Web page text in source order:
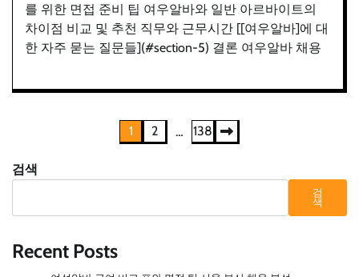
를 위한 면접 준비 팁 여우알바와 일반 아르바이트의
차이점 비교 및 추천 직무와 근무시간 [[여우알바]에 대
한 자주 묻는 질문들](#section-5) 결론 여우알바 채용
페
지
매
1 2 … 138
검색
검
색
Recent Posts